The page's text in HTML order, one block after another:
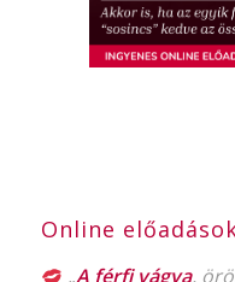
Online
„A férfi vágya,